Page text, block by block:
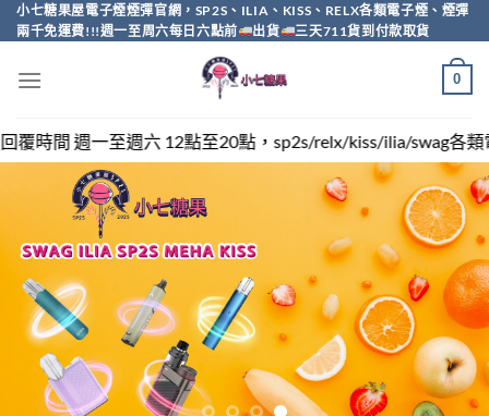
Skip
to
小七糖果屋電子煙煙彈官網，SP2S、ILIA、KISS、RELX各類電子煙、煙彈
兩千免運費!!!週一至周六每日六點前
出貨 三天711貨到付款取貨
0
至20點，sp2s/relx/kiss/ilia/swag各類電子煙煙彈買越多越便